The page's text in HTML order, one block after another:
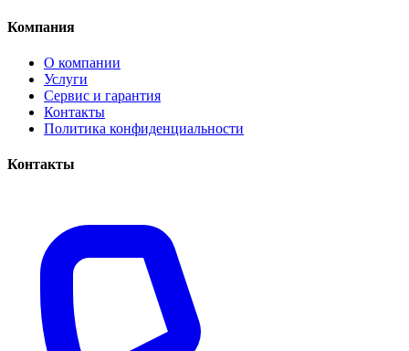
Компания
О компании
Услуги
Сервис и гарантия
Контакты
Политика конфиденциальности
Контакты